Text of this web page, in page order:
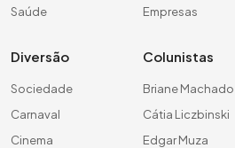
Saúde
Empresas
Diversão
Sociedade
Carnaval
Cinema
Colunistas
Briane Machado
Cátia Liczbinski
Edgar Muza